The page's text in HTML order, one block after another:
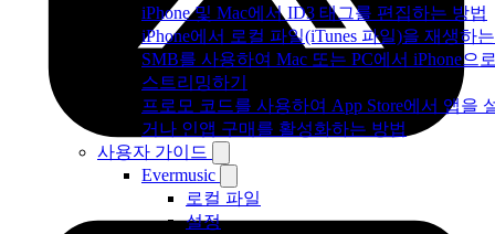
iPhone 및 Mac에서 ID3 태그를 편집하는 방법
iPhone에서 로컬 파일(iTunes 파일)을 재생하
SMB를 사용하여 Mac 또는 PC에서 iPhone으
스트리밍하기
프로모 코드를 사용하여 App Store에서 앱을
거나 인앱 구매를 활성화하는 방법
사용자 가이드
Evermusic
로컬 파일
설정